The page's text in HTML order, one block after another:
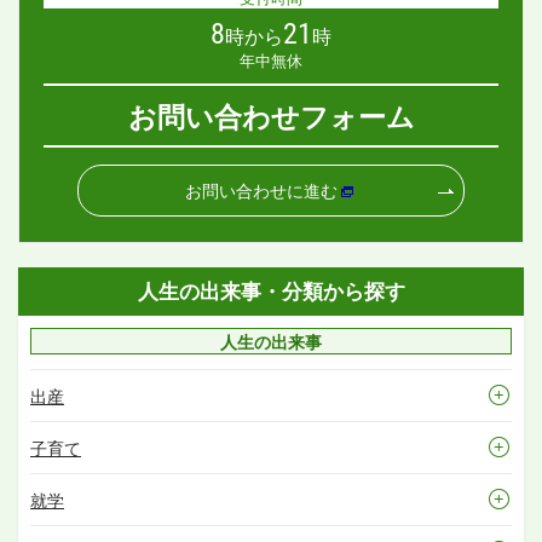
8時から21 時
年中無休
お問い合わせフォーム
お問い合わせに進む
人生の出来事・分類から探す
人生の出来事
出産
子育て
就学